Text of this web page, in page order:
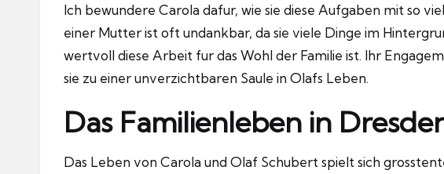
Ich bewundere Carola dafur, wie sie diese Aufgaben mit so
einer Mutter ist oft undankbar, da sie viele Dinge im
wertvoll diese Arbeit fur das Wohl der Familie ist. Ihr
sie zu einer unverzichtbaren Saule in Olafs Leben.
Das Familienleben in
Das Leben von Carola und Olaf Schubert spielt sich